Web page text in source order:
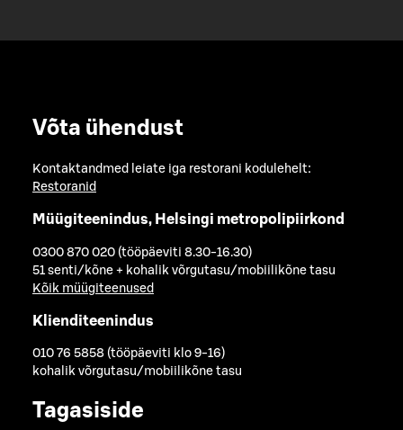
Võta ühendust
Kontaktandmed leiate iga restorani kodulehelt:
Restoranid
Müügiteenindus, Helsingi metropolipiirkond
0300 870 020 (tööpäeviti 8.30-16.30)
51 senti/kõne + kohalik võrgutasu/mobiilikõne tasu
Kõik müügiteenused
Klienditeenindus
010 76 5858 (tööpäeviti klo 9-16)
kohalik võrgutasu/mobiilikõne tasu
Tagasiside